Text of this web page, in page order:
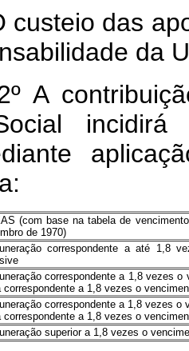
custeio das
da
A
(com base na tabela de
de 1970)
correspondente a até 1,8
correspondente a 1,8 vezes
correspondente a 1,8 vezes o
correspondente a 1,8 vezes
correspondente a 1,8 vezes o
superior a 1,8 vezes o